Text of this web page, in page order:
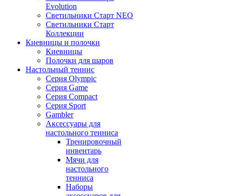
Evolution
Светильники Старт NEO
Светильники Старт
Коллекции
Киевницы и полочки
Киевницы
Полочки для шаров
Настольный теннис
Серия Olympic
Серия Game
Серия Compact
Серия Sport
Gambler
Аксессуары для
настольного тенниса
Тренировочный
инвентарь
Мячи для
настольного
тенниса
Наборы